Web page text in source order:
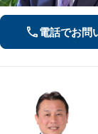
電話でお問